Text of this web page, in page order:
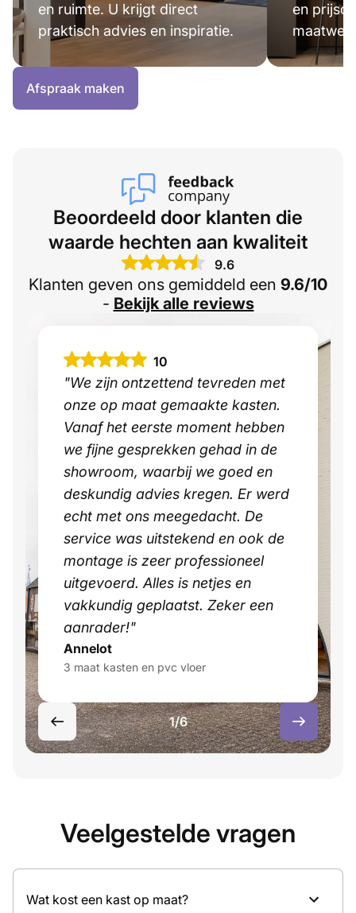
en ruimte. U krijgt direct
praktisch advies en inspiratie.
en
Afspraak maken
Beoordeeld door klanten die
waarde hechten aan kwaliteit
9.6
Klanten geven ons gemiddeld een 9.6/10
- Bekijk alle reviews
10
"We zijn ontzettend tevreden met
onze op maat gemaakte kasten.
Vanaf het eerste moment hebben
we fijne gesprekken gehad in de
showroom, waarbij we goed en
deskundig advies kregen. Er werd
echt met ons meegedacht. De
service was uitstekend en ook de
montage is zeer professioneel
uitgevoerd. Alles is netjes en
vakkundig geplaatst. Zeker een
aanrader!"
Annelot
3 maat kasten en pvc vloer
1/6
Veelgestelde vragen
Wat kost een kast op maat?